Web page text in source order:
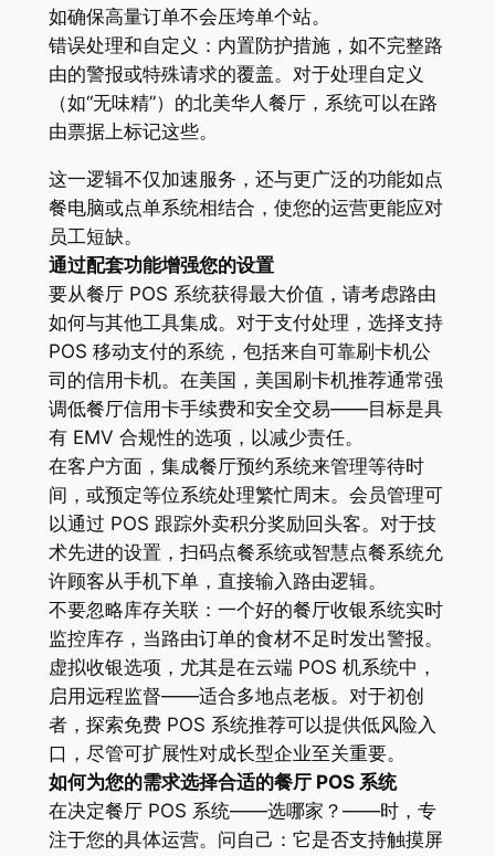
如确保高量订单不会压垮单个站。
错误处理和自定义：内置防护措施，如不完整路
由的警报或特殊请求的覆盖。对于处理自定义
（如“无味精”）的北美华人餐厅，系统可以在路
由票据上标记这些。
这一逻辑不仅加速服务，还与更广泛的功能如点
餐电脑或点单系统相结合，使您的运营更能应对
员工短缺。
通过配套功能增强您的设置
要从餐厅 POS 系统获得最大价值，请考虑路由
如何与其他工具集成。对于支付处理，选择支持
POS 移动支付的系统，包括来自可靠刷卡机公
司的信用卡机。在美国，美国刷卡机推荐通常强
调低餐厅信用卡手续费和安全交易——目标是具
有 EMV 合规性的选项，以减少责任。
在客户方面，集成餐厅预约系统来管理等待时
间，或预定等位系统处理繁忙周末。会员管理可
以通过 POS 跟踪外卖积分奖励回头客。对于技
术先进的设置，扫码点餐系统或智慧点餐系统允
许顾客从手机下单，直接输入路由逻辑。
不要忽略库存关联：一个好的餐厅收银系统实时
监控库存，当路由订单的食材不足时发出警报。
虚拟收银选项，尤其是在云端 POS 机系统中，
启用远程监督——适合多地点老板。对于初创
者，探索免费 POS 系统推荐可以提供低风险入
口，尽管可扩展性对成长型企业至关重要。
如何为您的需求选择合适的餐厅 POS 系统
在决定餐厅 POS 系统——选哪家？——时，专
注于您的具体运营。问自己：它是否支持触摸屏